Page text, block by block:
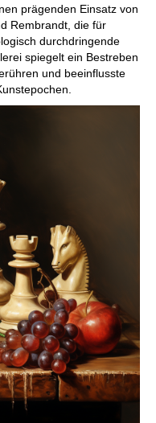
prägenden Einsatz von
Rembrandt, die für
durchdringende
spiegelt ein Bestreben
und beeinflusste